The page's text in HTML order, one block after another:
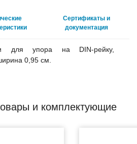
Сертификаты и
документация
для упора на DIN-рейку,
0,95 см.
и комплектующие